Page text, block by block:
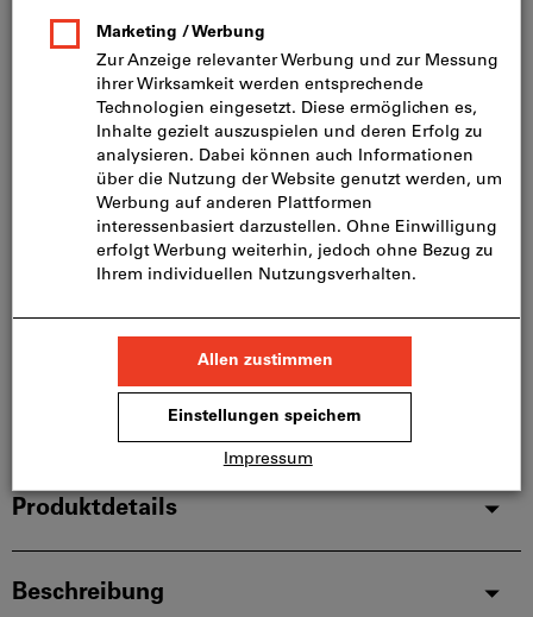
36
60 80
In den Warenkorb
Produktdetails
Beschreibung